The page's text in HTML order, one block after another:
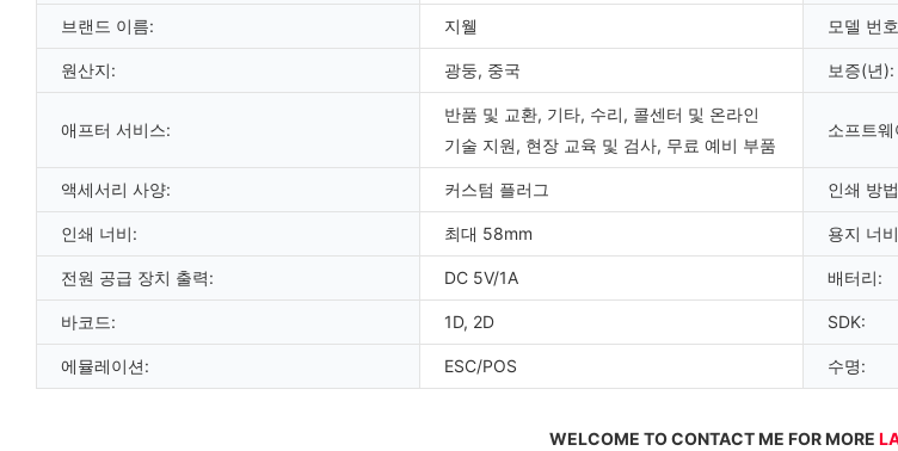
브랜드 이름: 지웰 모델 번
원산지: 광둥, 중국 보증(년):
애프터 서비스:
반품 및 교환, 기타, 수리, 콜센터 및 온라인
기술 지원, 현장 교육 및 검사, 무료 예비 부품
소프트
액세서리 사양: 커스텀 플러그 인쇄 방
인쇄 너비: 최대 58mm 용지 너
전원 공급 장치 출력: DC 5V/1A 배터리:
바코드: 1D, 2D SDK:
에뮬레이션: ESC/POS 수명:
WELCOME TO CONTACT ME FOR MORE